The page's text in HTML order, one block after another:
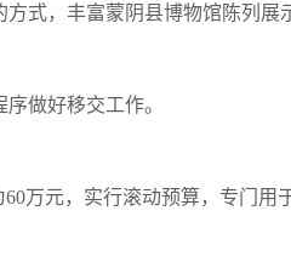
式，丰富蒙阴县博物馆陈列展
做好移交工作。
万元，实行滚动预算，专门用